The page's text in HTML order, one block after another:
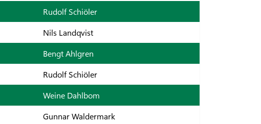
Rudolf Schiöler
Nils Landqvist
Bengt Ahlgren
Rudolf Schiöler
Weine Dahlbom
Gunnar Waldermark